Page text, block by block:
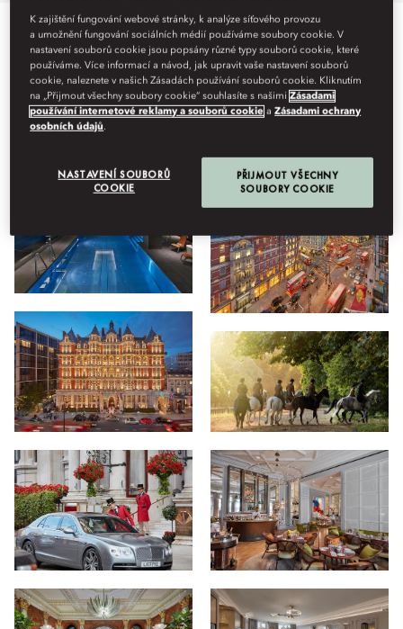
Vše Wellness Hotel Restaurace a bar Pobyt
Náhled
K zajištění fungování webové stránky, k analýze síťového provozu
a umožnění fungování sociálních médií používáme soubory cookie. V
nastavení souborů cookie jsou popsány různé typy souborů cookie, které
používáme. Více informací a návod, jak upravit vaše nastavení souborů
cookie, naleznete v našich Zásadách používání souborů cookie. Kliknutím
na „Přijmout všechny soubory cookie“ souhlasíte s našimiZásadami
používání internetové reklamy a souborů cookie aZásadami ochrany
osobních údajů.
NASTAVENÍ SOUBORŮ
COOKIE
PŘIJMOUT VŠECHNY
SOUBORY COOKIE